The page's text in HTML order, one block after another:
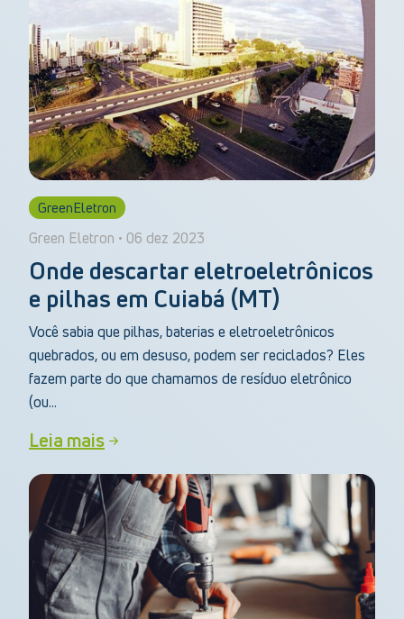
GreenEletron
Green Eletron • 06 dez 2023
Onde descartar eletroeletrônicos
e pilhas em Cuiabá (MT)
Você sabia que pilhas, baterias e eletroeletrônicos
quebrados, ou em desuso, podem ser reciclados? Eles
fazem parte do que chamamos de resíduo eletrônico
(ou...
Leia mais